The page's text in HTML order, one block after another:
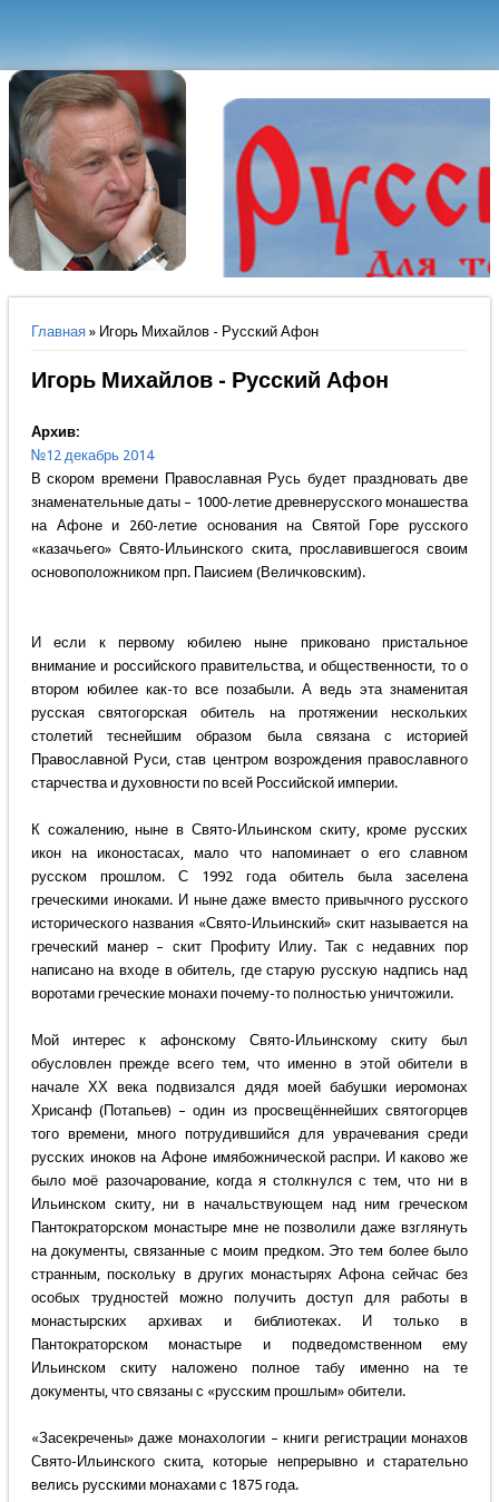
Вы здесь
Главная» Игорь Михайлов - Русский Афон
Игорь Михайлов - Русский Афон
Архив:
№12 декабрь 2014
В скором времени Православная Русь будет праздновать две
знаменательные даты – 1000-летие древнерусского монашества
на Афоне и 260-летие основания на Святой Горе русского
«казачьего» Свято-Ильинского скита, прославившегося своим
основоположником прп. Паисием (Величковским).
И если к первому юбилею ныне приковано пристальное
внимание и российского правительства, и общественности, то о
втором юбилее как-то все позабыли. А ведь эта знаменитая
русская святогорская обитель на протяжении нескольких
столетий теснейшим образом была связана с историей
Православной Руси, став центром возрождения православного
старчества и духовности по всей Российской империи.
К сожалению, ныне в Свято-Ильинском скиту, кроме русских
икон на иконостасах, мало что напоминает о его славном
русском прошлом. С 1992 года обитель была заселена
греческими иноками. И ныне даже вместо привычного русского
исторического названия «Свято-Ильинский» скит называется на
греческий манер – скит Профиту Илиу. Так с недавних пор
написано на входе в обитель, где старую русскую надпись над
воротами греческие монахи почему-то полностью уничтожили.
Мой интерес к афонскому Свято-Ильинскому скиту был
обусловлен прежде всего тем, что именно в этой обители в
начале ХХ века подвизался дядя моей бабушки иеромонах
Хрисанф (Потапьев) – один из просвещённейших святогорцев
того времени, много потрудившийся для уврачевания среди
русских иноков на Афоне имябожнической распри. И каково же
было моё разочарование, когда я столкнулся с тем, что ни в
Ильинском скиту, ни в начальствующем над ним греческом
Пантократорском монастыре мне не позволили даже взглянуть
на документы, связанные с моим предком. Это тем более было
странным, поскольку в других монастырях Афона сейчас без
особых трудностей можно получить доступ для работы в
монастырских архивах и библиотеках. И только в
Пантократорском монастыре и подведомственном ему
Ильинском скиту наложено полное табу именно на те
документы, что связаны с «русским прошлым» обители.
«Засекречены» даже монахологии – книги регистрации монахов
Свято-Ильинского скита, которые непрерывно и старательно
велись русскими монахами с 1875 года.